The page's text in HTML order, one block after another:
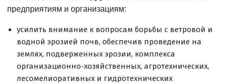
предприятиям и организациям:
усилить внимание к вопросам борьбы с ветровой и
водной эрозией почв, обеспечив проведение на
землях, подверженных эрозии, комплекса
организационно-хозяйственных, агротехнических,
лесомелиоративных и гидротехнических